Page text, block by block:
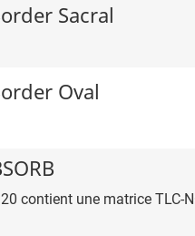
Sacral
Oval
contient une matrice TLC-